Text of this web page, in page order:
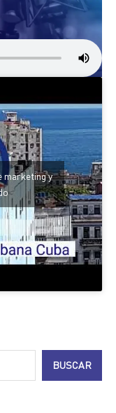
BUSCAR
marketing y